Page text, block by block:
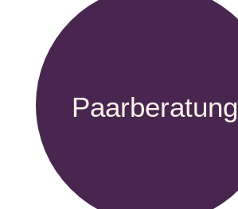
Paarberatung